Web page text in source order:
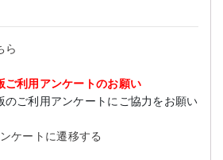
ら
ご利用アンケートのお願い
のご利用アンケートにご協力をお願い
ケートに遷移する